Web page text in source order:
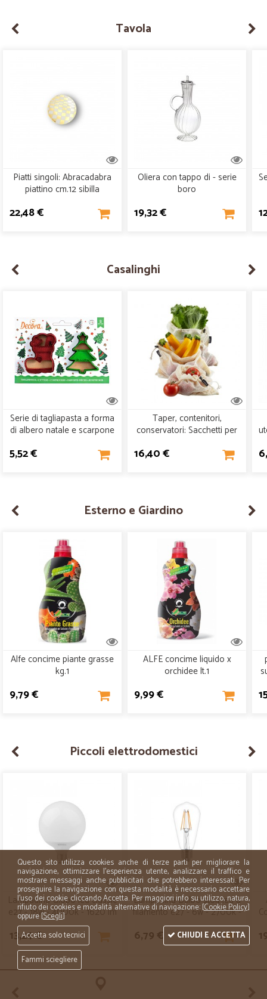
Tavola
Piatti singoli: Abracadabra
piattino cm.12 sibilla
22,48 €
Oliera con tappo di - serie
boro
19,32 €
Casalinghi
Serie di tagliapasta a forma
di albero natale e scarpone
5,52 €
Taper, contenitori,
conservatori: Sacchetti per
16,40 €
Esterno e Giardino
Alfe concime piante grasse
kg.1
9,79 €
ALFE concime liquido x
orchidee lt.1
9,99 €
Piccoli elettrodomestici
Lampadina Globo led classic
e27 - 18w - 4000k - 1620 lm
- g120
13,24 €
Lampadina Bulbo st64 led a
filamento e27 - 6w - 2700k -
600 lm - blister
6,79 €
Questo sito utilizza cookies anche di terze parti per migliorare la
navigazione, ottimizzare l'esperienza utente, analizzare il traffico e
mostrare messaggi anche pubblicitari che potrebbero interessati. Per
proseguire la navigazione con questa modalità è necessario accettare
l'uso dei cookie cliccando Accetta. Per maggiori info su utilizzo, natura,
rifiuto dei cookies e modalità alternative di navigazione: [Cookie Policy]
oppure [Scegli]
Accetta solo tecnici
Fammi sciegliere
CHIUDI E ACCETTA